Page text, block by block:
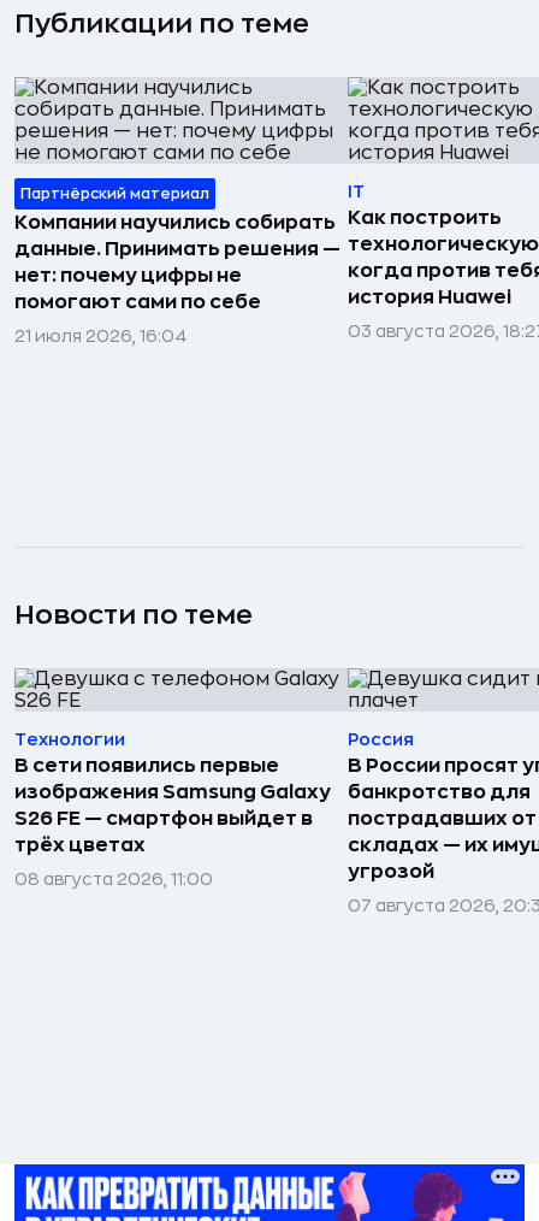
Публикации по теме
Партнёрский материал
Компании научились собирать
данные. Принимать решения —
нет: почему цифры не
помогают сами по себе
21 июля 2026, 16:04
IT
Как построить
когда против
история Huawei
03 августа 2026,
Новости по теме
Технологии
В сети появились первые
изображения Samsung Galaxy
S26 FE — смартфон выйдет в
трёх цветах
08 августа 2026, 11:00
Россия
В России просят
банкротство для
пострадавших
складах — их
угрозой
07 августа 2026,